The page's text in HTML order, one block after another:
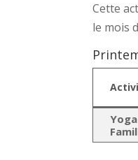
Cette
le mois
Yoga